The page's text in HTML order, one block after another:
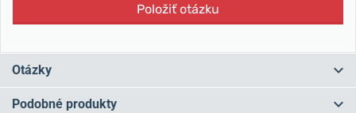
Položiť otázku
Otázky
Podobné produkty